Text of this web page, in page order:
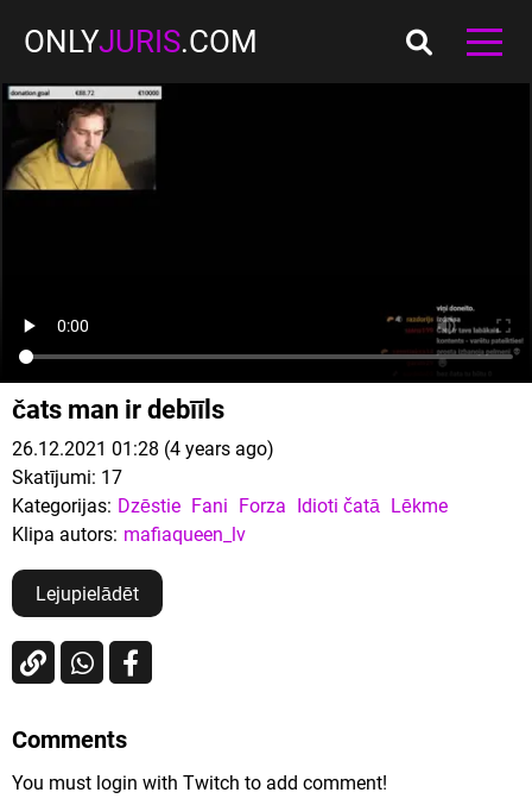
ONLYJURIS.COM
čats man ir debīīls
26.12.2021 01:28 (4 years ago)
Skatījumi: 17
Kategorijas: Dzēstie Fani Forza Idioti čatā Lēkme
Klipa autors: mafiaqueen_lv
Lejupielādēt
Comments
You must login with Twitch to add comment!